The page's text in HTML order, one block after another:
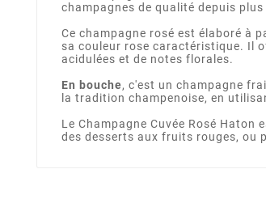
champagnes de qualité depuis plus
Ce champagne rosé est élaboré à
sa couleur rose caractéristique. Il
acidulées et de notes florales.
En bouche, c'est un champagne
la tradition champenoise, en
Le Champagne Cuvée Rosé
des desserts aux fruits rouges, ou